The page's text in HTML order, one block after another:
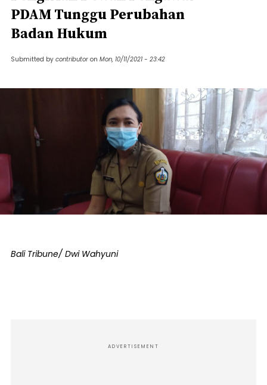
PDAM Tunggu Perubahan
Badan Hukum
Submitted by contributor on Mon, 10/11/2021 - 23:42
Bali Tribune/ Dwi Wahyuni
ADVERTISEMENT